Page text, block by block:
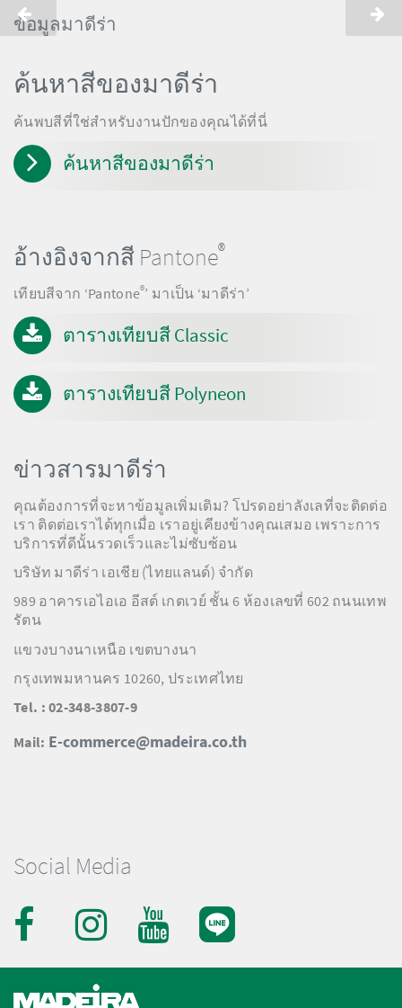
ข้อมูลมาดีร่า
Social Media
ค้นหาสีของมาดีร่า
ค้นพบสีที่ใช่สำหรับงานปักของคุณได้ที่นี่
ค้นหาสีของมาดีร่า
อ้างอิงจากสี Pantone®
เทียบสีจาก ‘Pantone®’ มาเป็น ‘มาดีร่า’
ตารางเทียบสี Classic
ตารางเทียบสี Polyneon
ข่าวสารมาดีร่า
คุณต้องการที่จะหาข้อมูลเพิ่มเติม? โปรดอย่าลังเลที่จะติดต่อ
เรา ติดต่อเราได้ทุกเมื่อ เราอยู่เคียงข้างคุณเสมอ เพราะการ
บริการที่ดีนั้นรวดเร็วและไม่ซับซ้อน
บริษัท มาดีร่า เอเชีย (ไทยแลนด์) จำกัด
989 อาคารเอไอเอ อีสต์ เกตเวย์ ชั้น 6 ห้องเลขที่ 602 ถนนเทพ
รัตน
แขวงบางนาเหนือ เขตบางนา
กรุงเทพมหานคร 10260, ประเทศไทย
Tel. : 02-348-3807-9
Mail: E-commerce@madeira.co.th